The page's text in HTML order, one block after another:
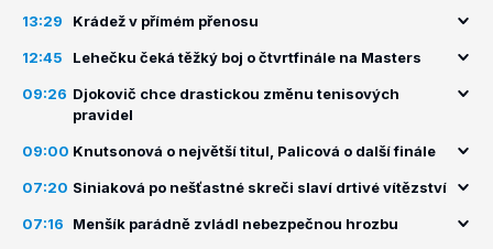
13:29 Krádež v přímém přenosu
12:45 Lehečku čeká těžký boj o čtvrtfinále na Masters
09:26 Djokovič chce drastickou změnu tenisových
pravidel
09:00 Knutsonová o největší titul, Palicová o další finále
07:20 Siniaková po nešťastné skreči slaví drtivé vítězství
07:16 Menšík parádně zvládl nebezpečnou hrozbu